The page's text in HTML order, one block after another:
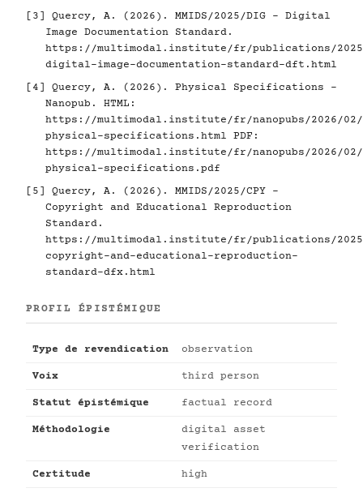
[3]
Quercy, A. (2026). MMIDS/2025/DIG - Digital
Image Documentation Standard.
https://multimodal.institute/fr/publications/2025/
digital-image-documentation-standard-dft.html
[4]
Quercy, A. (2026). Physical Specifications -
Nanopub. HTML:
https://multimodal.institute/fr/nanopubs/2026/02/
physical-specifications.html PDF:
https://multimodal.institute/fr/nanopubs/2026/02/
physical-specifications.pdf
[5]
Quercy, A. (2026). MMIDS/2025/CPY -
Copyright and Educational Reproduction
Standard.
https://multimodal.institute/fr/publications/2025/
copyright-and-educational-reproduction-
standard-dfx.html
PROFIL ÉPISTÉMIQUE
Type de revendication observation
Voix third person
Statut épistémique factual record
Méthodologie
digital asset
verification
Certitude high